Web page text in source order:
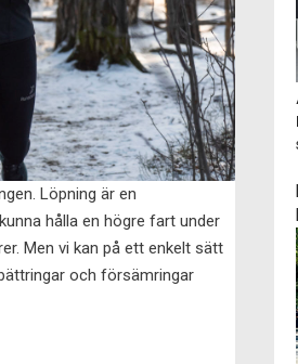
Löpning är en
hålla en högre fart under
Men vi kan på ett enkelt sätt
och försämringar